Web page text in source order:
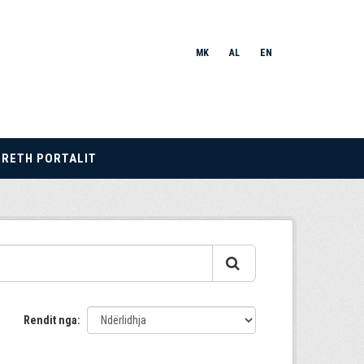
MK AL EN
PORTALIT
Rendit nga